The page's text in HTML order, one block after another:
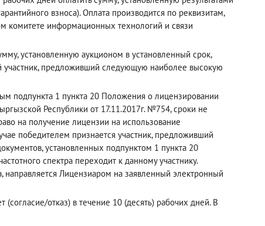
взноса). Оплата производится по реквизитам,
комитете информационных технологий и связи
установленную аукционом в установленный срок,
участник, предложивший следующую наиболее высокую
подпункта 1 пункта 20 Положения о лицензировании
Республики от 17.11.2017г. №754, сроки не
на получение лицензии на использование
победителем признается участник, предложивший
установленных подпунктом 1 пункта 20
спектра переходит к данному участнику.
Лицензиаром на заявленный электронный
отказ) в течение 10 (десять) рабочих дней. В